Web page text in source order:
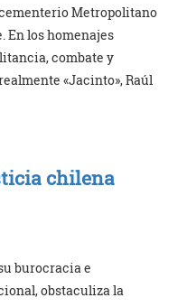
cementerio Metropolitano
En los homenajes
combate y
«Jacinto», Raúl
chilena
burocracia e
obstaculiza la